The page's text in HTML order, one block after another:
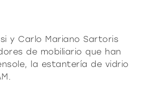
y butacas
office
y Carlo Mariano Sartoris
de mobiliario que han
la estantería de vidrio